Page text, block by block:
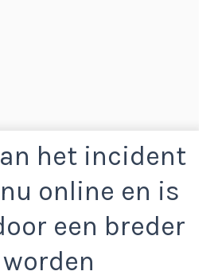
het incident
online en is
een breder